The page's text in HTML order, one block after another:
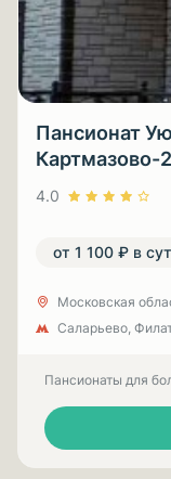
Пансионат
Картмазово-2
4.0
от 1 100 ₽ в
Московская
Саларьево,
Пансионаты для